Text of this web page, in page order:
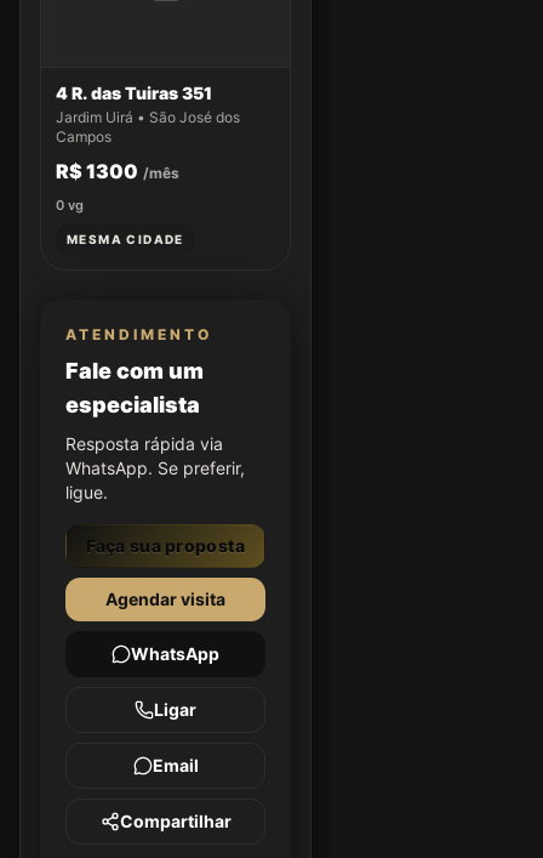
4 R. das Tuiras 351
Jardim Uirá • São José dos
Campos
R$ 1300 /mês
0 vg
MESMA CIDADE
ATENDIMENTO
Fale com um
especialista
Resposta rápida via
WhatsApp. Se preferir,
ligue.
Faça sua proposta
Agendar visita
WhatsApp
Ligar
Email
Compartilhar